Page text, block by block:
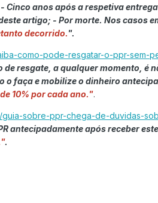
anos após a respetiva
artigo; - Por morte. Nos casos
decorrido.".
como-pode-resgatar-o-ppr-sem-
resgate, a qualquer momento, é
o faça e mobilize o dinheiro
10% por cada ano.".
sobre-ppr-chega-de-duvidas-
antecipadamente após receber
.